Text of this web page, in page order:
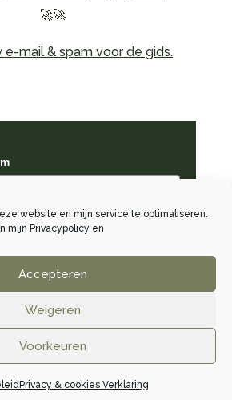
website en mijn service te optimaliseren.
mijn Privacypolicy en
Accepteren
Weigeren
Voorkeuren
Privacy & cookies Verklaring
🚀🚀
e-mail & spam voor de gids.